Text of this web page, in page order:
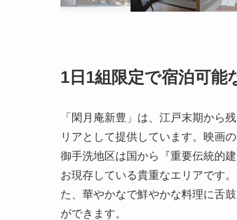
1日1組限定で宿泊可
「閑月庵新豊」は、江戸末期から
リアとして提供しています。映画
御手洗地区は国から『重要伝統的
お現存している貴重なエリアです
た、華やかなで鮮やかな料理に舌
ができます。